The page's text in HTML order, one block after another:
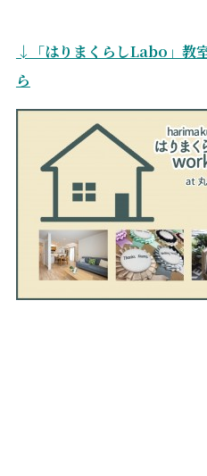
↓「はりまくらしLabo」教
ら